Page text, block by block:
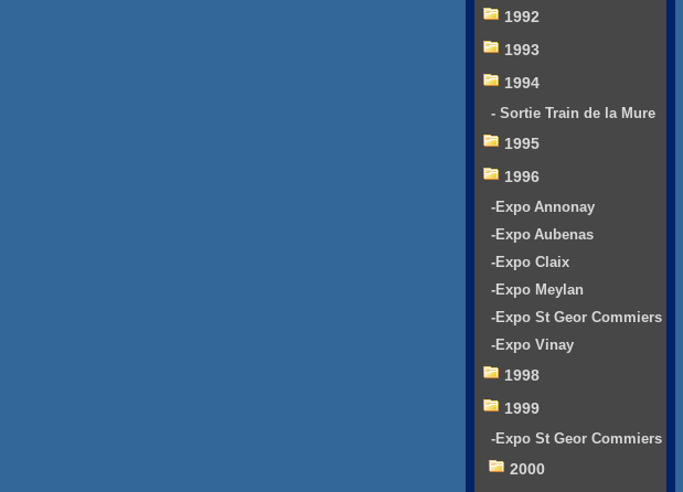
1992
1993
1994
- Sortie Train de la Mure
1995
1996
-Expo Annonay
-Expo Aubenas
-Expo Claix
-Expo Meylan
-Expo St Geor Commiers
-Expo Vinay
1998
1999
-Expo St Geor Commiers
2000